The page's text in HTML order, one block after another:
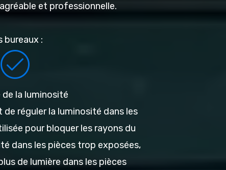
et professionnelle.
bureaux :
la luminosité
réguler la luminosité dans les
pour bloquer les rayons du
dans les pièces trop exposées,
de lumière dans les pièces